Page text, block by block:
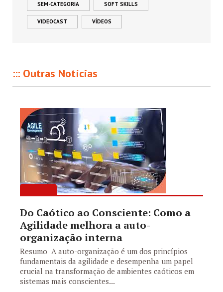
SEM-CATEGORIA SOFT SKILLS
VIDEOCAST VÍDEOS
::: Outras Notícias
Do Caótico ao Consciente: Como a
Agilidade melhora a auto-
organização interna
Resumo A auto-organização é um dos princípios
fundamentais da agilidade e desempenha um papel
crucial na transformação de ambientes caóticos em
sistemas mais conscientes...